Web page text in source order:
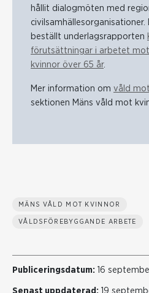
hållit dialogmöten med
civilsamhällesorganisationer.
beställt underlagsrapporten
förutsättningar i arbetet
kvinnor över 65 år.
Mer information om våld
sektionen Mäns våld mot
MÄNS VÅLD MOT KVINNOR
VÅLDSFÖREBYGGANDE ARBETE
Publiceringsdatum: 16
Senast uppdaterad: 19